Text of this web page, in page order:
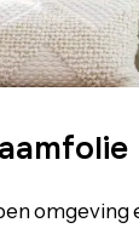
omgeving